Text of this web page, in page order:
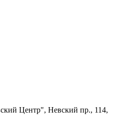
Центр", Невский пр., 114,